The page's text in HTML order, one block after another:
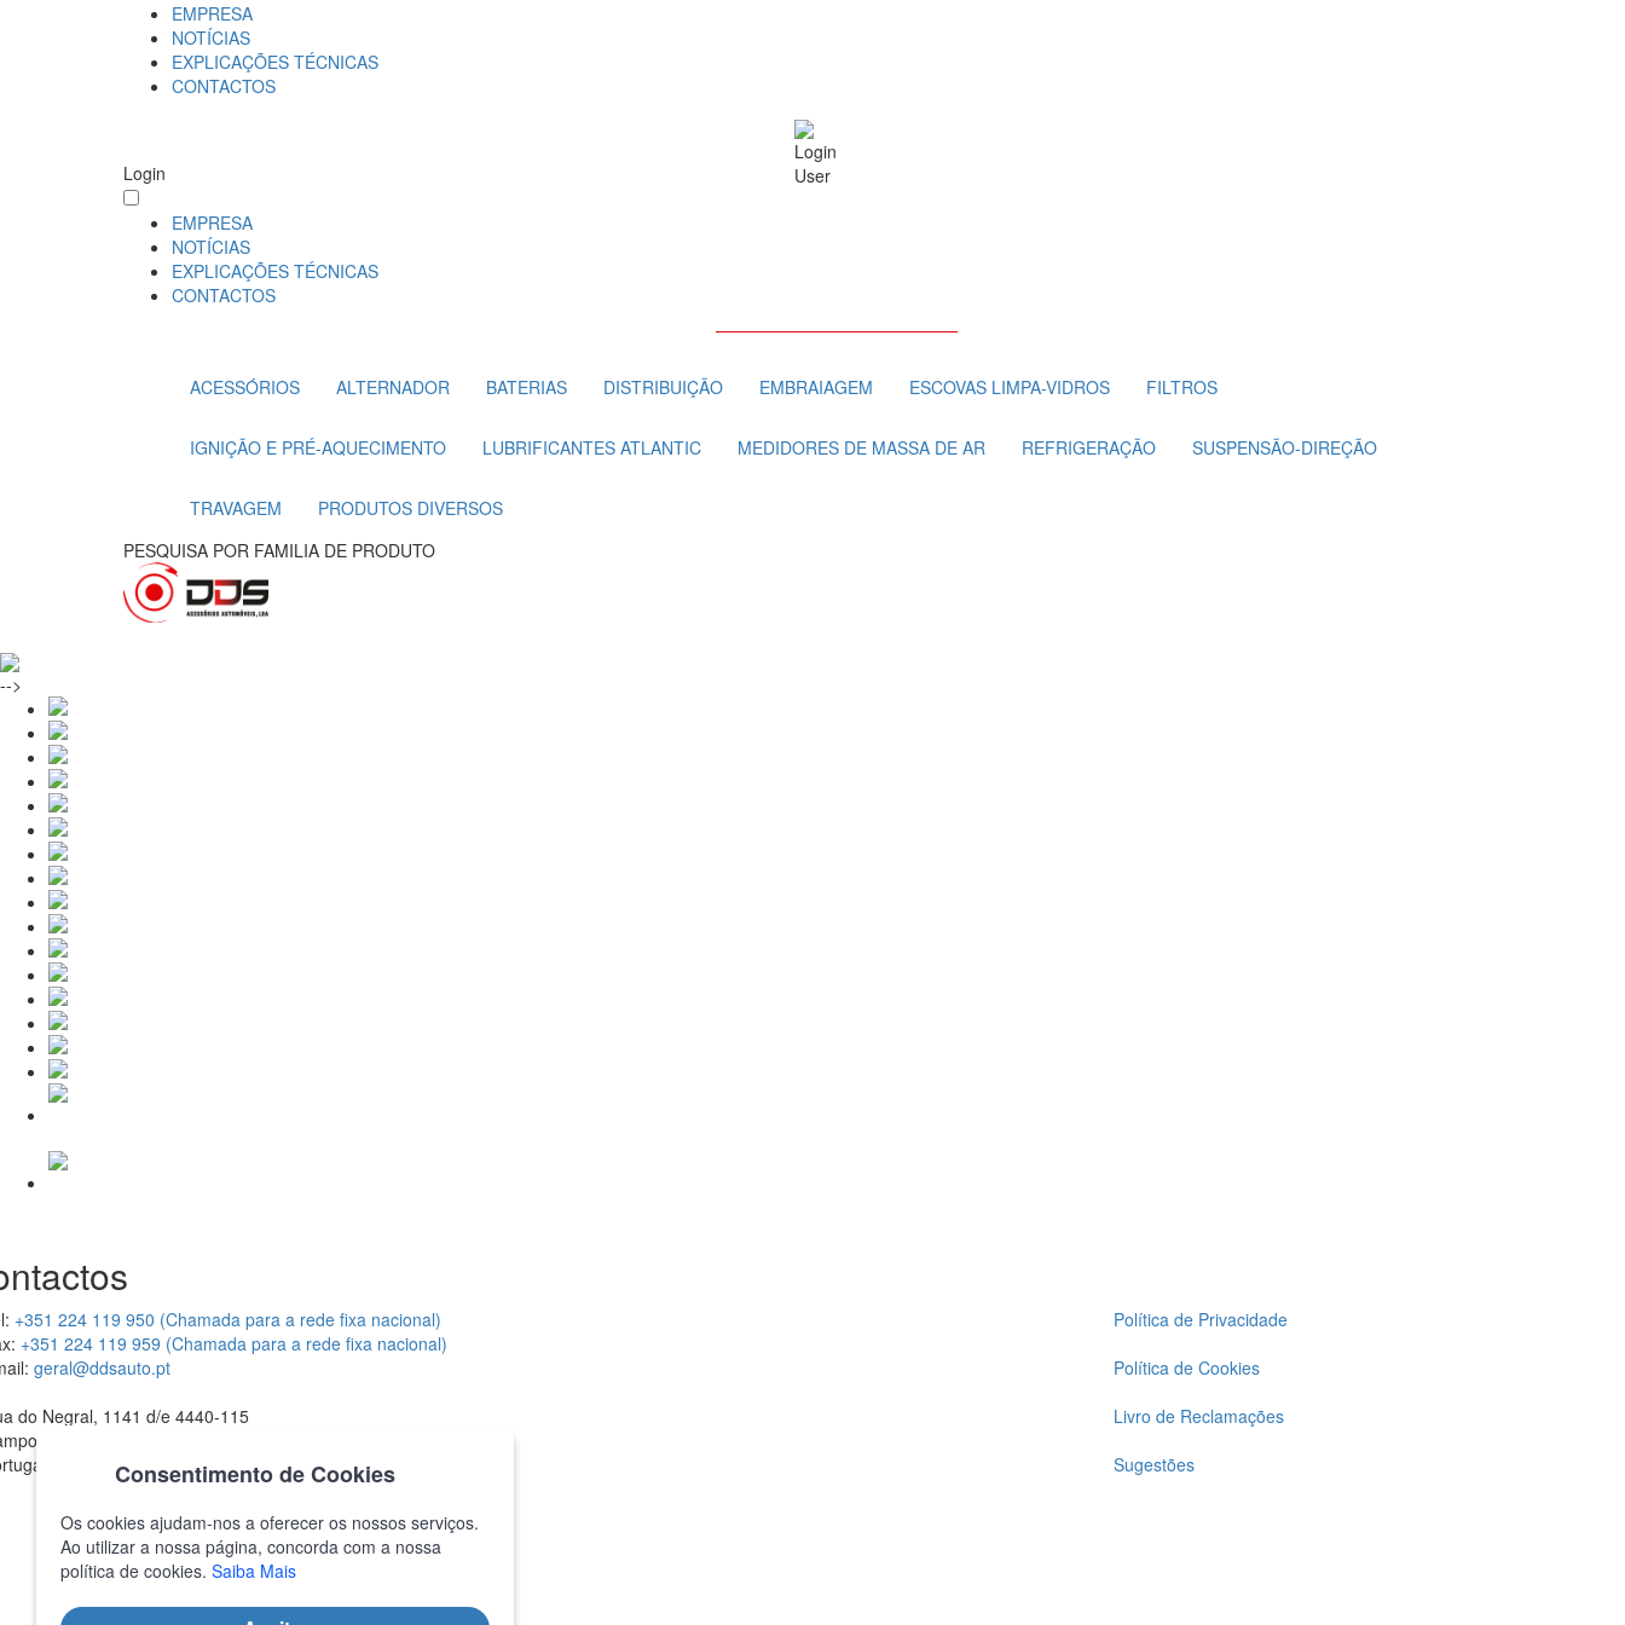
EMPRESA
NOTÍCIAS
EXPLICAÇÕES TÉCNICAS
CONTACTOS
Login
EMPRESA
NOTÍCIAS
EXPLICAÇÕES TÉCNICAS
CONTACTOS
ACESSÓRIOS ALTERNADOR BATERIAS DISTRIBUIÇÃO EMBRAIAGEM ESCOVAS LIMPA-VIDROS FILTROS
IGNIÇÃO E PRÉ-AQUECIMENTO LUBRIFICANTES ATLANTIC MEDIDORES DE MASSA DE AR REFRIGERAÇÃO SUSPENSÃO-DIREÇÃO
TRAVAGEM
PRODUTOS DIVERSOS
PESQUISA POR FAMILIA DE PRODUTO
-->
+351 224 119 950 (Chamada para a rede fixa nacional)
+351 224 119 959 (Chamada para a rede fixa nacional)
geral@ddsauto.pt
do Negral, 1141 d/e 4440-115
Valongo
Política de Privacidade
Política de Cookies
Livro de Reclamações
Sugestões
Consentimento de Cookies
Os cookies ajudam-nos a oferecer os nossos serviços.
Ao utilizar a nossa página, concorda com a nossa
política de cookies. Saiba Mais